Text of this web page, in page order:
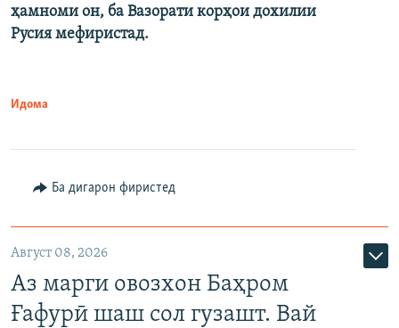
ҳамноми он, ба Вазорати корҳои дохилии
Русия мефиристад.
Идома
Ба дигарон фиристед
Август 08, 2026
Аз марги овозхон Баҳром
Ғафурӣ шаш сол гузашт. Вай